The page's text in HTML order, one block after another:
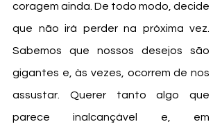
coragem ainda. De todo modo, decide
que não irá perder na próxima vez.
Sabemos que nossos desejos são
gigantes e, às vezes, ocorrem de nos
assustar. Querer tanto algo que
parece inalcançável e, em